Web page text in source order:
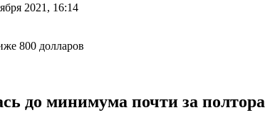
2021, 16:14
до минимума почти за